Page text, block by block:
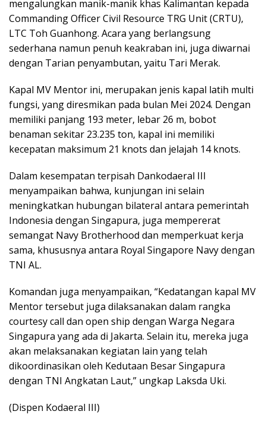
mengalungkan manik-manik khas Kalimantan kepada
Commanding Officer Civil Resource TRG Unit (CRTU),
LTC Toh Guanhong. Acara yang berlangsung
sederhana namun penuh keakraban ini, juga diwarnai
dengan Tarian penyambutan, yaitu Tari Merak.
Kapal MV Mentor ini, merupakan jenis kapal latih multi
fungsi, yang diresmikan pada bulan Mei 2024. Dengan
memiliki panjang 193 meter, lebar 26 m, bobot
benaman sekitar 23.235 ton, kapal ini memiliki
kecepatan maksimum 21 knots dan jelajah 14 knots.
Dalam kesempatan terpisah Dankodaeral III
menyampaikan bahwa, kunjungan ini selain
meningkatkan hubungan bilateral antara pemerintah
Indonesia dengan Singapura, juga mempererat
semangat Navy Brotherhood dan memperkuat kerja
sama, khususnya antara Royal Singapore Navy dengan
TNI AL.
Komandan juga menyampaikan, “Kedatangan kapal MV
Mentor tersebut juga dilaksanakan dalam rangka
courtesy call dan open ship dengan Warga Negara
Singapura yang ada di Jakarta. Selain itu, mereka juga
akan melaksanakan kegiatan lain yang telah
dikoordinasikan oleh Kedutaan Besar Singapura
dengan TNI Angkatan Laut,” ungkap Laksda Uki.
(Dispen Kodaeral III)